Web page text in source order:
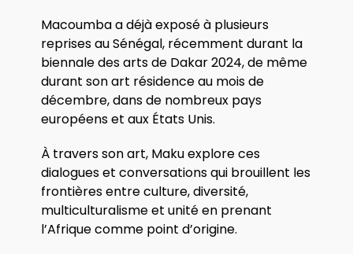
Macoumba a déjà exposé à plusieurs
reprises au Sénégal, récemment durant la
biennale des arts de Dakar 2024, de même
durant son art résidence au mois de
décembre, dans de nombreux pays
européens et aux États Unis.
À travers son art, Maku explore ces
dialogues et conversations qui brouillent les
frontières entre culture, diversité,
multiculturalisme et unité en prenant
l’Afrique comme point d’origine.